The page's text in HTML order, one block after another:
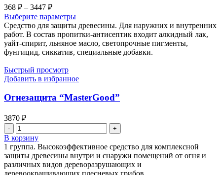
368 ₽ – 3447 ₽Диапазон
цен:
368 ₽
–
3447 ₽
Выберите параметры
Средство для защиты древесины. Для наружних и внутренних
работ. В состав пропитки-антисептик входит алкидный лак,
уайт-спирит, льняное масло, светопрочные пигменты,
фунгицид, сиккатив, специальные добавки.
Быстрый просмотр
Добавить в избранное
Огнезащита “MasterGood”
3870 ₽
Количество
товара
Огнезащита
"MasterGood"
В корзину
1 группа. Высокоэффективное средство для комплексной
защиты древесины внутри и снаружи помещений от огня и
различных видов дереворазрушающих и
деревоокрашивающих плесневых грибов.